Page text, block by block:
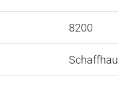
8200